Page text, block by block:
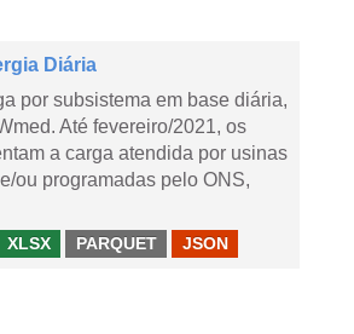
Diária
por subsistema em base diária,
Até fevereiro/2021, os
a carga atendida por usinas
ou programadas pelo ONS,
XLSX PARQUET JSON